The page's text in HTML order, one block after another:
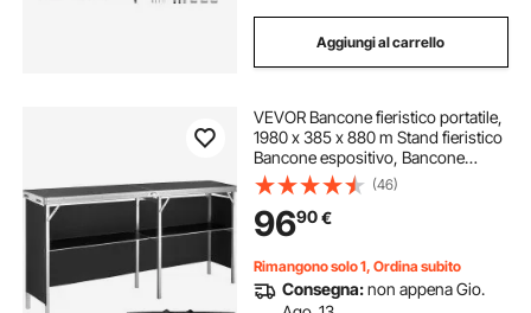
Aggiungi al carrello
VEVOR Bancone fieristico portatile,
1980 x 385 x 880 m Stand fieristico
Bancone espositivo, Bancone
pieghevole per tavolo da bar,
Reception con ripiano, Borsa per il
trasporto, Nero
(46)
9690€
Rimangono solo 1, Ordina subito
Consegna:non appena Gio.